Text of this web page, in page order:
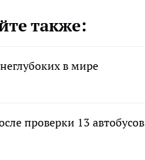
также:
в мире
проверки 13 автобусов